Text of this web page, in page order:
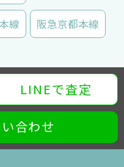
線 阪急京都本線
LINEで査定
合わせ